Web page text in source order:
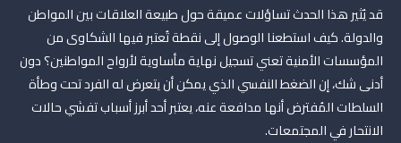
قد يُثير هذا الحدث تساؤلات عميقة حول طبيعة العلاقات بين المواطن
والدولة. كيف استطعنا الوصول إلى نقطة تُعتبر فيها الشكاوى من
المؤسسات الأمنية تعني تسجيل نهاية مأساوية لأرواح المواطنين؟ دون
أدنى شك، إن الضغط النفسي الذي يمكن أن يتعرض له الفرد تحت وطأة
السلطات المُفترض أنها مدافعة عنه، يعتبر أحد أبرز أسباب تفشي حالات
الانتحار في المجتمعات.